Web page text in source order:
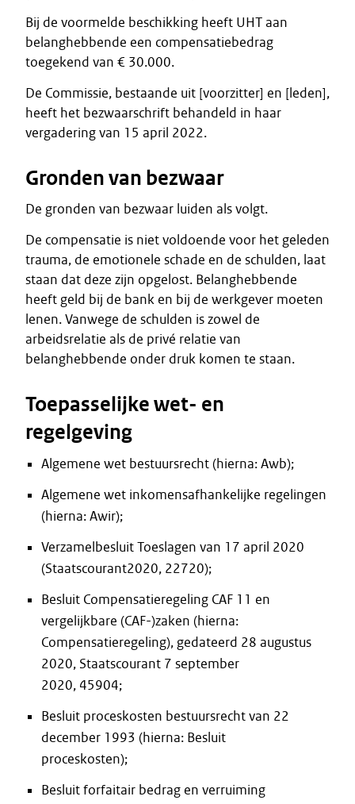
Bij de voormelde beschikking heeft UHT aan
belanghebbende een compensatiebedrag
toegekend van € 30.000.
De Commissie, bestaande uit [voorzitter] en [leden],
heeft het bezwaarschrift behandeld in haar
vergadering van 15 april 2022.
Gronden van bezwaar
De gronden van bezwaar luiden als volgt.
De compensatie is niet voldoende voor het geleden
trauma, de emotionele schade en de schulden, laat
staan dat deze zijn opgelost. Belanghebbende
heeft geld bij de bank en bij de werkgever moeten
lenen. Vanwege de schulden is zowel de
arbeidsrelatie als de privé relatie van
belanghebbende onder druk komen te staan.
Toepasselijke wet- en
regelgeving
Algemene wet bestuursrecht (hierna: Awb);
Algemene wet inkomensafhankelijke regelingen
(hierna: Awir);
Verzamelbesluit Toeslagen van 17 april 2020
(Staatscourant2020, 22720);
Besluit Compensatieregeling CAF 11 en
vergelijkbare (CAF-)zaken (hierna:
Compensatieregeling), gedateerd 28 augustus
2020, Staatscourant 7 september
2020, 45904;
Besluit proceskosten bestuursrecht van 22
december 1993 (hierna: Besluit
proceskosten);
Besluit forfaitair bedrag en verruiming